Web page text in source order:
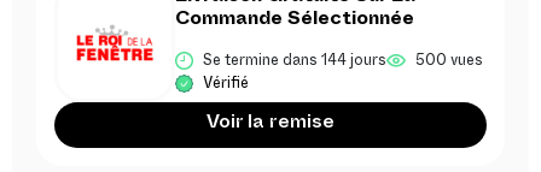
Commande Sélectionnée
Se termine dans 144 jours 500 vues
Vérifié
Voir la remise